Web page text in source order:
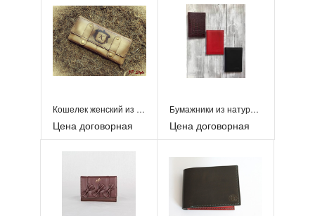
Кошелек женский из натуральной кожи
Цена договорная
Бумажники из натуральной кожи
Цена договорная